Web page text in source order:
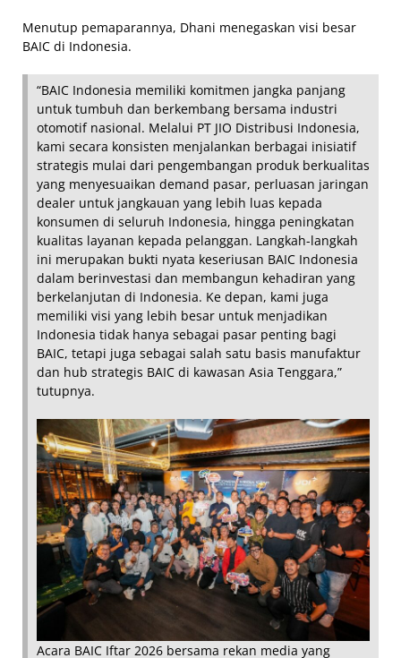
Menutup pemaparannya, Dhani menegaskan visi besar
BAIC di Indonesia.
“BAIC Indonesia memiliki komitmen jangka panjang
untuk tumbuh dan berkembang bersama industri
otomotif nasional. Melalui PT JIO Distribusi Indonesia,
kami secara konsisten menjalankan berbagai inisiatif
strategis mulai dari pengembangan produk berkualitas
yang menyesuaikan demand pasar, perluasan jaringan
dealer untuk jangkauan yang lebih luas kepada
konsumen di seluruh Indonesia, hingga peningkatan
kualitas layanan kepada pelanggan. Langkah-langkah
ini merupakan bukti nyata keseriusan BAIC Indonesia
dalam berinvestasi dan membangun kehadiran yang
berkelanjutan di Indonesia. Ke depan, kami juga
memiliki visi yang lebih besar untuk menjadikan
Indonesia tidak hanya sebagai pasar penting bagi
BAIC, tetapi juga sebagai salah satu basis manufaktur
dan hub strategis BAIC di kawasan Asia Tenggara,”
tutupnya.
Acara BAIC Iftar 2026 bersama rekan media yang